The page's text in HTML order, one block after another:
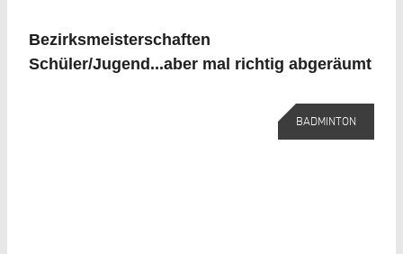
Bezirksmeisterschaften
Schüler/Jugend...aber mal richtig abgeräumt
BADMINTON